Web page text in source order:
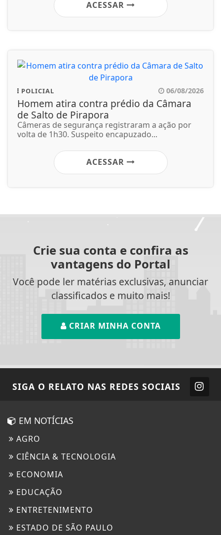
ACESSAR
POLICIAL 06/08/2026
Homem atira contra prédio da Câmara
de Salto de Pirapora
Câmeras de segurança registraram a ação por
volta de 1h30. Suspeito encapuzado...
ACESSAR
Crie sua conta e confira as
vantagens do Portal
Você pode ler matérias exclusivas, anunciar
classificados e muito mais!
CRIAR MINHA CONTA
SIGA O RELATO NAS REDES SOCIAIS
EM NOTÍCIAS
AGRO
CIÊNCIA & TECNOLOGIA
ECONOMIA
EDUCAÇÃO
ENTRETENIMENTO
ESTADO DE SÃO PAULO